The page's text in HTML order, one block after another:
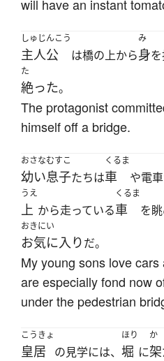
will have an instant
しゅじんこう
主人公 は橋の上から
み
身を
た
絶った。
The protagonist
himself off a bridge.
おさな
幼い
むすこ
息子たちは
くるま
車 や電
うえ
上 から走っている
くるま
車 を
おきにい
お気に入りだ。
My young sons love
are especially fond now
under the pedestrian
こうきょ
皇居 の見学には、
ほり
堀 に
か